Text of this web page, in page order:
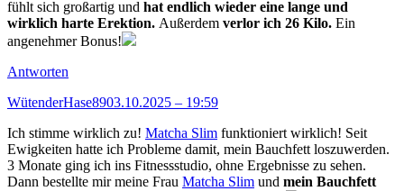
fühlt sich großartig und hat endlich wieder eine lange und
wirklich harte Erektion. Außerdem verlor ich 26 Kilo. Ein
angenehmer Bonus!
Antworten
WütenderHase8903.10.2025 – 19:59
Ich stimme wirklich zu! Matcha Slim funktioniert wirklich! Seit
Ewigkeiten hatte ich Probleme damit, mein Bauchfett loszuwerden.
3 Monate ging ich ins Fitnessstudio, ohne Ergebnisse zu sehen.
Dann bestellte mir meine Frau Matcha Slim und mein Bauchfett